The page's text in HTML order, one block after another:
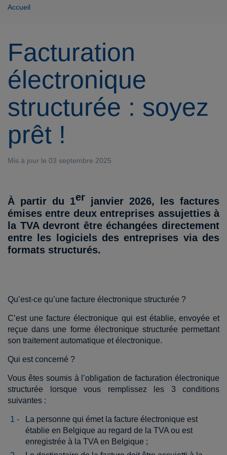
Accueil
Facturation
électronique
structurée : soyez
prêt !
Mis à jour le 03 septembre 2025
À partir du 1er janvier 2026, les factures
émises entre deux entreprises assujetties à
la TVA devront être échangées directement
entre les logiciels des entreprises via des
formats structurés.
Qu’est-ce qu’une facture électronique structurée ?
C’est une facture électronique qui est établie, envoyée et
reçue dans une forme électronique structurée permettant
son traitement automatique et électronique.
Qui est concerné ?
Vous êtes soumis à l’obligation de facturation électronique
structurée lorsque vous remplissez les 3 conditions
suivantes :
La personne qui émet la facture électronique est
établie en Belgique au regard de la TVA ou est
enregistrée à la TVA en Belgique ;